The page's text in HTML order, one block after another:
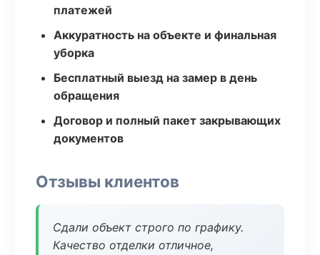
платежей
Аккуратность на объекте и финальная
уборка
Бесплатный выезд на замер в день
обращения
Договор и полный пакет закрывающих
документов
Отзывы клиентов
Сдали объект строго по графику.
Качество отделки отличное,